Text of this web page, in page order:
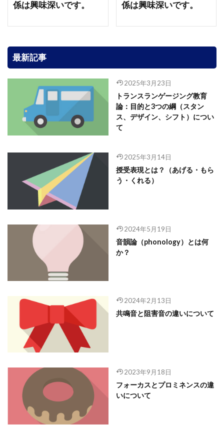
係は興味深いです。 係は興味深いです。
最新記事
2025年3月23日
トランスランゲージング教育
論：目的と3つの綱（スタン
ス、デザイン、シフト）につい
て
2025年3月14日
授受表現とは？（あげる・もら
う・くれる）
2024年5月19日
音韻論（phonology）とは何
か？
2024年2月13日
共鳴音と阻害音の違いについて
2023年9月18日
フォーカスとプロミネンスの違
いについて